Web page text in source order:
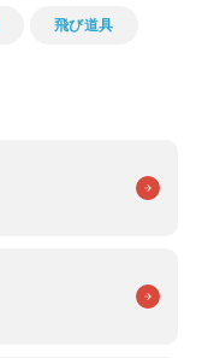
飛び道具